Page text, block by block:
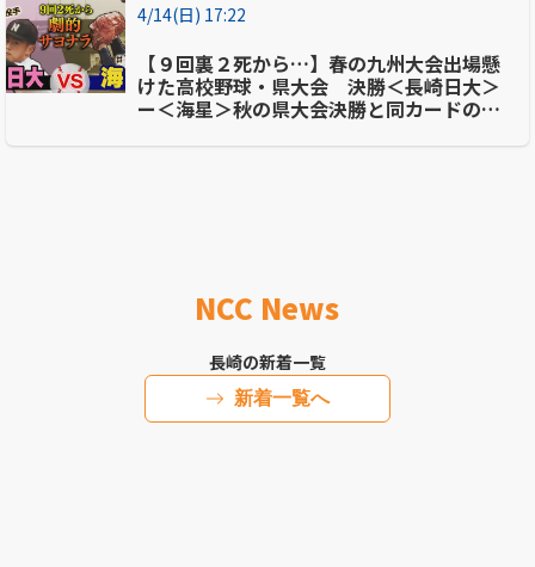
4/14(日) 17:22
【９回裏２死から…】春の九州大会出場懸
けた高校野球・県大会 決勝＜長崎日大＞
ー＜海星＞秋の県大会決勝と同カードのラ
NCC News
長崎の新着一覧
新着一覧へ